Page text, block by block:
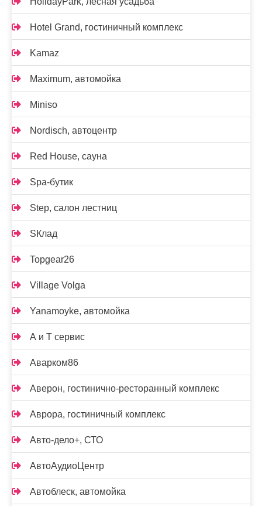
Hotel Grand, гостиничный комплекс
Kamaz
Maximum, автомойка
Miniso
Nordisch, автоцентр
Red House, сауна
Spa-бутик
Step, салон лестниц
SКлад
Topgear26
Village Volga
Yanamoyke, автомойка
А и Т сервис
Аварком86
Аверон, гостинично-ресторанный комплекс
Аврора, гостиничный комплекс
Авто-дело+, СТО
АвтоАудиоЦентр
Автоблеск, автомойка